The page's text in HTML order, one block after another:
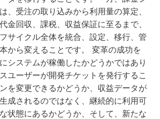
、受注の取り込みから利用量の算定、
金回収、課税、収益保証に至るまで、
サイクル全体を統合、設定、移行、管
から変えることです。 変革の成功を
システムが稼働したかどうかではあり
ユーザーが開発チケットを発行するこ
を変更できるかどうか、収益データが
成されるのではなく、継続的に利用可
状態にあるかどうか、そして、新たな